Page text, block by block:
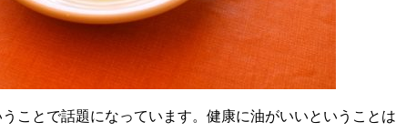
ことで話題になっています。健康に油がいいということは